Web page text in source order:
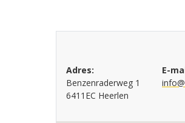
Adres:
Benzenraderweg 1
6411EC Heerlen
E-